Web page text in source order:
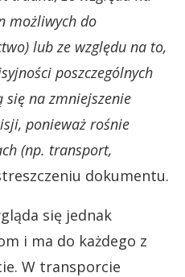
możliwych do
lub ze względu na to,
poszczególnych
się na zmniejszenie
ponieważ rośnie
(np. transport,
dokumentu.
się jednak
i ma do każdego z
W transporcie